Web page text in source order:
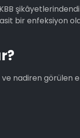
KBB
bir enfeksiyon
nadiren görülen